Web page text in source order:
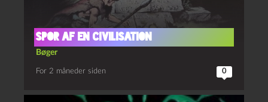
Spor af en civilisation
Bøger
For 2 måneder siden 0